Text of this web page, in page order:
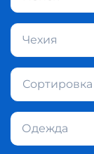
Чехия
Сортировка
Одежда